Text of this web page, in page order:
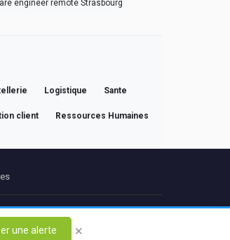
engineer remote Strasbourg
Logistique Sante
client Ressources Humaines
une alerte ×